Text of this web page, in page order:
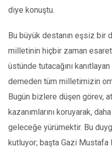
diye konuştu.
Bu büyük destanın eşsiz bir
milletinin hiçbir zaman
üstünde tutacağını
demeden tüm milletimizin
Bugün bizlere düşen görev,
kazanımlarını koruyarak,
geleceğe yürümektir. Bu
kutluyor; başta Gazi